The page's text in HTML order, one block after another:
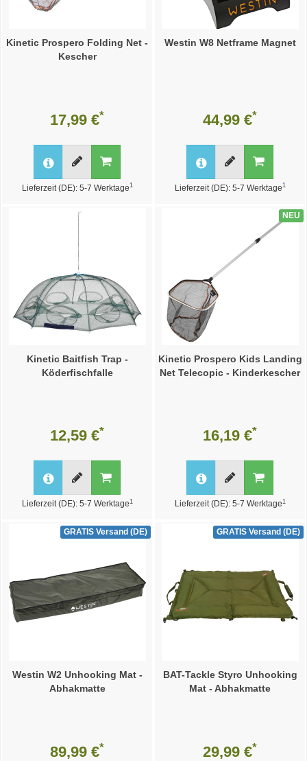
Kinetic Prospero Folding Net -
Kescher
17,99 €*
Lieferzeit (DE): 5-7 Werktage1
Westin W8 Netframe Magnet
44,99 €*
Lieferzeit (DE): 5-7 Werktage1
Kinetic Baitfish Trap -
Köderfischfalle
12,59 €*
Lieferzeit (DE): 5-7 Werktage 1
NEU
Kinetic Prospero Kids Landing
Net Telecopic - Kinderkescher
16,19 €*
Lieferzeit (DE): 5-7 Werktage 1
GRATIS Versand (DE)
Westin W2 Unhooking Mat -
Abhakmatte
89,99 €*
GRATIS Versand (DE)
BAT-Tackle Styro Unhooking
Mat - Abhakmatte
29,99 €*